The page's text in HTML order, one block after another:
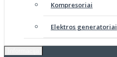
Kompresoriai
Elektros generatoriai